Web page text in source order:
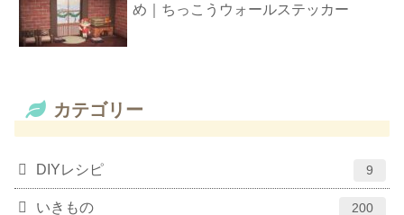
め｜ちっこうウォールステッカー
カテゴリー
DIYレシピ 9
いきもの 200